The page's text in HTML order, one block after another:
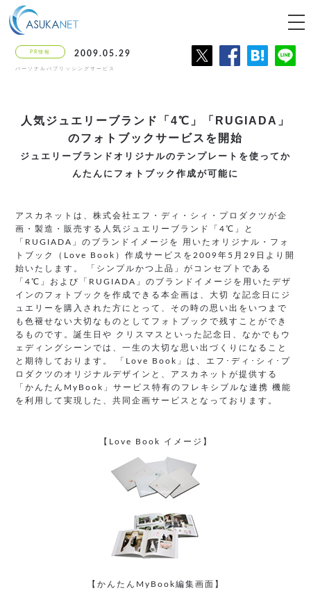
PR情報 2009.05.29
パーソナルパブリッシングサービス
人気ジュエリーブランド「4℃」「RUGIADA」
のフォトブックサービスを開始
ジュエリーブランドオリジナルのテンプレートを使って か
んたんにフォトブック作成が可能に
アスカネットは、株式会社エフ・ディ・シィ・プロダクツが企
画・製造・販売する人気ジュエリーブランド「4℃」と
「RUGIADA」のブランドイメージを 用いたオリジナル・フォ
トブック（Love Book）作成サービスを2009年5月29日より開
始いたします。 「シンプルかつ上品」がコンセプトである
「4℃」および「RUGIADA」のブランドイメージを用いたデザ
インのフォトブックを作成できる本企画は、大切 な記念日にジ
ュエリーを購入された方にとって、その時の思い出をいつまで
も色褪せない大切なものとしてフォトブックで残すことができ
るものです。誕生日や クリスマスといった記念日、なかでもウ
ェディングシーンでは、一生の大切な思い出づくりになること
と期待しております。 「Love Book」は、エフ･ディ･シィ･プ
ロダクツのオリジナルデザインと、アスカネットが提供する
「かんたんMyBook」サービス特有のフレキシブルな連携 機能
を利用して実現した、共同企画サービスとなっております。
【Love Book イメージ】
【かんたんMyBook編集画面】